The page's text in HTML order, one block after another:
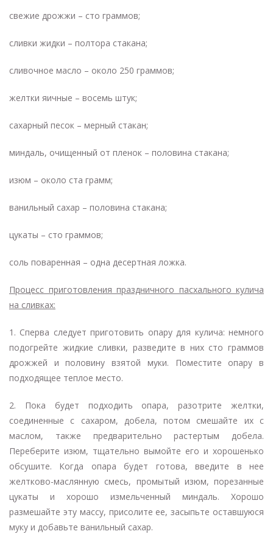
свежие дрожжи – сто граммов;
сливки жидки – полтора стакана;
сливочное масло – около 250 граммов;
желтки яичные – восемь штук;
сахарный песок – мерный стакан;
миндаль, очищенный от пленок – половина стакана;
изюм – около ста грамм;
ванильный сахар – половина стакана;
цукаты – сто граммов;
соль поваренная – одна десертная ложка.
Процесс приготовления праздничного пасхального кулича
на сливках:
1. Сперва следует приготовить опару для кулича: немного
подогрейте жидкие сливки, разведите в них сто граммов
дрожжей и половину взятой муки. Поместите опару в
подходящее теплое место.
2. Пока будет подходить опара, разотрите желтки,
соединенные с сахаром, добела, потом смешайте их с
маслом, также предварительно растертым добела.
Переберите изюм, тщательно вымойте его и хорошенько
обсушите. Когда опара будет готова, введите в нее
желтково-маслянную смесь, промытый изюм, порезанные
цукаты и хорошо измельченный миндаль. Хорошо
размешайте эту массу, присолите ее, засыпьте оставшуюся
муку и добавьте ванильный сахар.